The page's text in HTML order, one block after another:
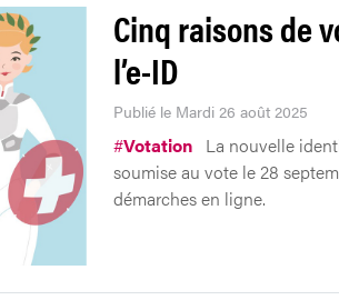
Cinq raisons de
l’e-ID
Publié le Mardi 26 août 2025
#Votation La nouvelle
soumise au vote le 28
démarches en ligne.